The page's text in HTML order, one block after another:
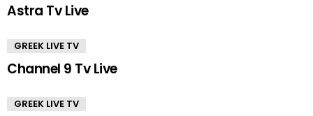
Astra Tv Live
GREEK LIVE TV
Channel 9 Tv Live
GREEK LIVE TV